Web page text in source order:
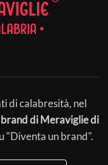
di calabresità, nel
di Meraviglie di
"Diventa un brand".